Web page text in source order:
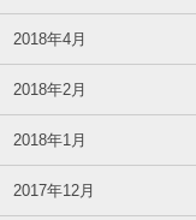
2018年4月
2018年2月
2018年1月
2017年12月